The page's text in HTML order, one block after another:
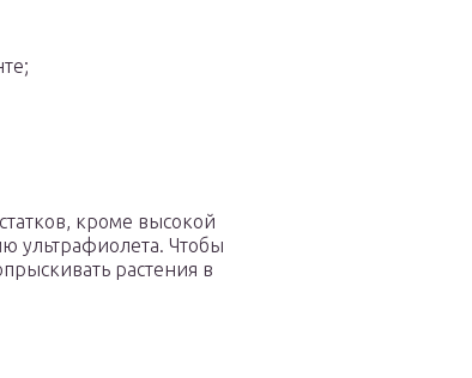
кроме высокой
ультрафиолета. Чтобы
растения в